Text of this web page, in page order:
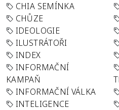
CHIA SEMÍNKA
CHŮZE
IDEOLOGIE
ILUSTRÁTOŘI
INDEX
INFORMAČNÍ
KAMPAŇ
INFORMAČNÍ VÁLKA
INTELIGENCE